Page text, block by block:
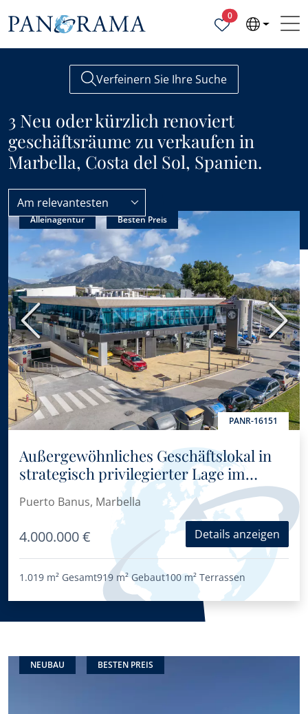
0Ausgewählte
Verfeinern Sie Ihre Suche
3 Neu oder kürzlich renoviert
geschäftsräume zu verkaufen in
Marbella, Costa del Sol, Spanien.
Geschäftsräume Neu oder kürzlich renoviert
Am relevantesten
Vorherige
Alleinagentur Besten Preis
PANR-16151
Außergewöhnliches Geschäftslokal in
strategisch privilegierter Lage im
Business Center Puerta de Banús
Puerto Banus, Marbella
4.000.000 € Details anzeigen
1.019 m² Gesamt919 m² Gebaut100 m² Terrassen
NEUBAU BESTEN PREIS